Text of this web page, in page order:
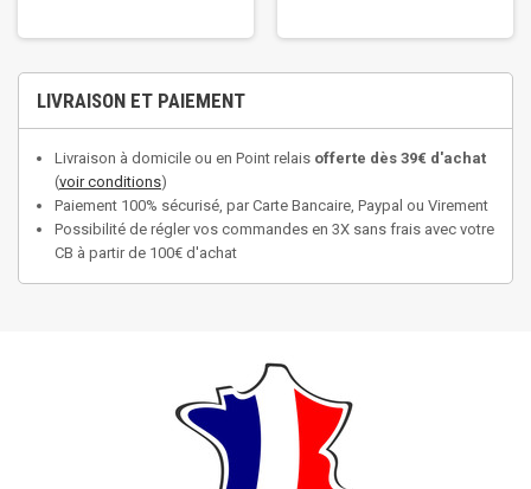
LIVRAISON ET PAIEMENT
Livraison à domicile ou en Point relais offerte dès 39€ d'achat
(voir conditions)
Paiement 100% sécurisé, par Carte Bancaire, Paypal ou Virement
Possibilité de régler vos commandes en 3X sans frais avec votre
CB à partir de 100€ d'achat